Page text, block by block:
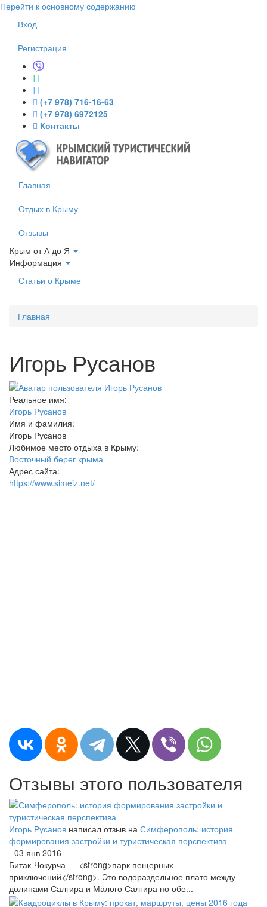
Перейти к основному содержанию
Вход
Регистрация
(+7 978) 716-16-63
(+7 978) 6972125
Контакты
Главная
Отдых в Крыму
Отзывы
Крым от А до Я
Информация
Статьи о Крыме
Главная
Игорь Русанов
Реальное имя:
Игорь Русанов
Имя и фамилия:
Игорь Русанов
Любимое место отдыха в Крыму:
Восточный берег крыма
Адрес сайта:
https://www.simeiz.net/
Отзывы этого пользователя
Игорь Русанов написал отзыв на Симферополь: история
формирования застройки и туристическая перспектива
- 03 янв 2016
Битак-Чокурча — <strong>парк пещерных
приключений</strong>. Это водораздельное плато между
долинами Салгира и Малого Салгира по обе...